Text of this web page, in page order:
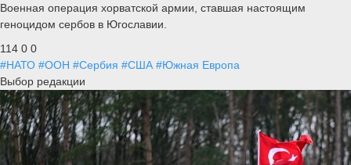
Военная операция хорватской армии, ставшая настоящим
геноцидом сербов в Югославии.
114 0 0
#НАТО #ООН #Сербия #США #Южная Европа
Выбор редакции